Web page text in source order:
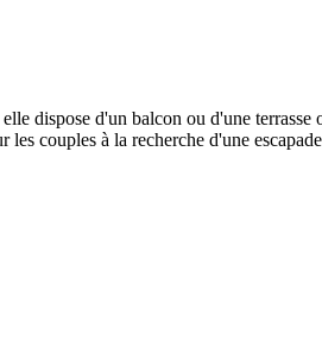
dispose d'un balcon ou d'une
couples à la recherche d'une